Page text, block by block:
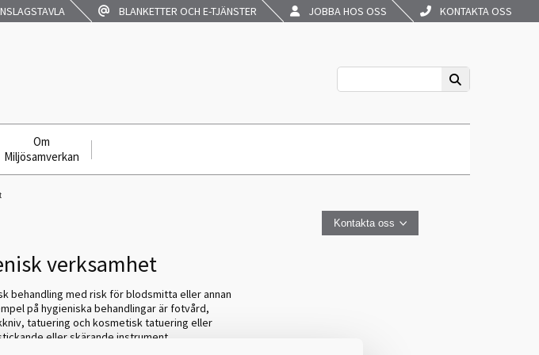
BLANKETTER OCH E-TJÄNSTER JOBBA HOS OSS KONTAKTA OSS
Om
Miljösamverkan
Kontakta oss
verksamhet
behandling med risk för blodsmitta eller annan
på hygieniska behandlingar är fotvård,
tatuering och kosmetisk tatuering eller
eller skärande instrument.